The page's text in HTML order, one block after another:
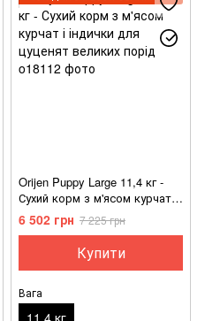
Orijen Puppy Large 11,4 кг -
Сухий корм з м'ясом курчат і
індички для цуценят великих
порід
6 502 грн 7 225 грн
Купити
Вага
11,4 кг